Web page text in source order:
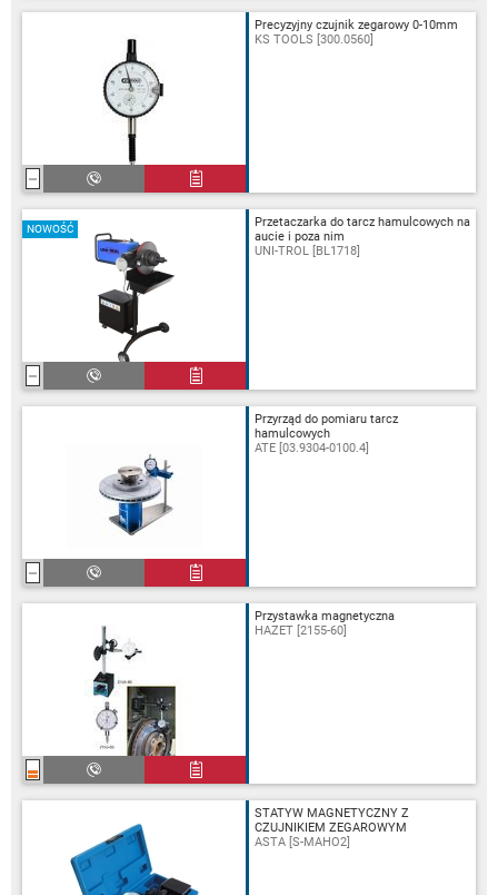
Precyzyjny czujnik zegarowy 0-10mm
KS TOOLS [300.0560]
NOWOŚĆ
Przetaczarka do tarcz hamulcowych na
aucie i poza nim
UNI-TROL [BL1718]
Przyrząd do pomiaru tarcz
hamulcowych
ATE [03.9304-0100.4]
Przystawka magnetyczna
HAZET [2155-60]
STATYW MAGNETYCZNY Z
CZUJNIKIEM ZEGAROWYM
ASTA [S-MAHO2]